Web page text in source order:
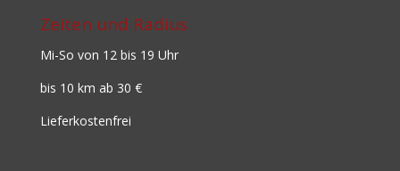
Zeiten und Radius
Mi-So von 12 bis 19 Uhr
bis 10 km ab 30 €
Lieferkostenfrei